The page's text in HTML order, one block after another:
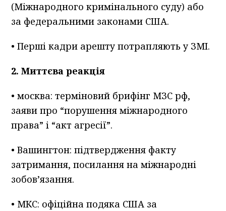
(Міжнародного кримінального суду) або
за федеральними законами США.
• Перші кадри арешту потрапляють у ЗМІ.
2. Миттєва реакція
• москва: терміновий брифінг МЗС рф,
заяви про “порушення міжнародного
права” і “акт агресії”.
• Вашингтон: підтвердження факту
затримання, посилання на міжнародні
зобов’язання.
• МКС: офіційна подяка США за